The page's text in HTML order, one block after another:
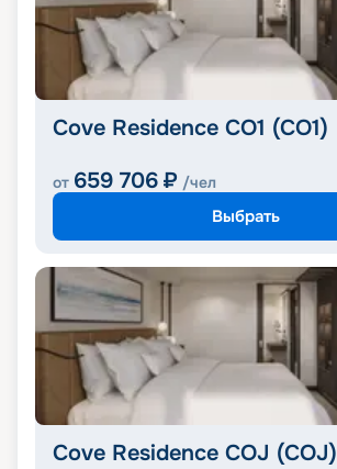
Cove Residence CO1 (CO1)
от 659 706 ₽ /чел
Выбрать
Cove Residence COJ (COJ)